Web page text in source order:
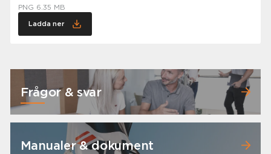
PNG 6.35 MB
Ladda ner
Frågor & svar
Manualer & dokument